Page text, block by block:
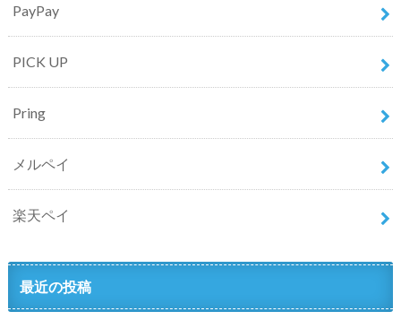
PayPay
PICK UP
Pring
メルペイ
楽天ペイ
最近の投稿